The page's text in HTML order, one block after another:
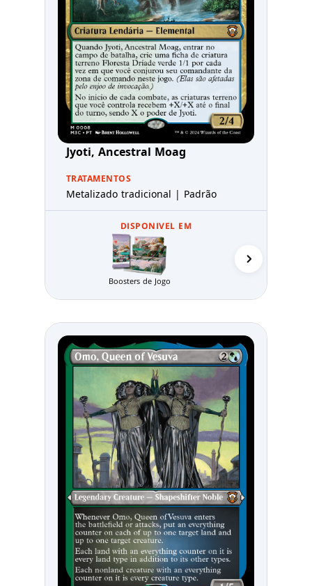
Jyoti, Ancestral Moag
TRATAMENTOS
Metalizado tradicional | Padrão
DISPONIVEL EM
Boosters de Jogo